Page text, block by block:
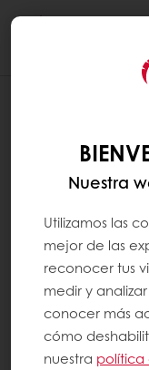
Nuestra
Utilizamos las
mejor de las
reconocer tus
medir y
conocer más
cómo
nuestra política